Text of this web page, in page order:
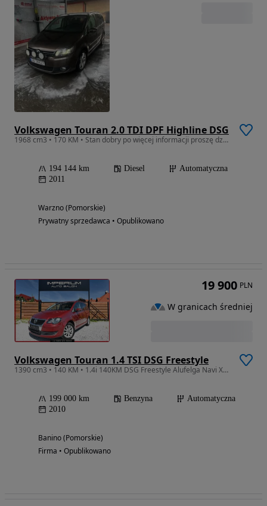
Volkswagen Touran 2.0 TDI DPF Highline DSG
1968 cm3 • 170 KM • Stan dobry po więcej informacji proszę dzwonić
194 144 km Diesel
Automatyczna
2011
Warzno (Pomorskie)
Prywatny sprzedawca • Opublikowano
Volkswagen Touran 1.4 TSI DSG Freestyle
1390 cm3 • 140 KM • 1.4i 140KM DSG Freestyle Alufelga Navi Xenon LED Bogata Wersja
199 000 km Benzyna
Automatyczna
2010
Banino (Pomorskie)
Firma • Opublikowano
19 900 PLN
W granicach średniej